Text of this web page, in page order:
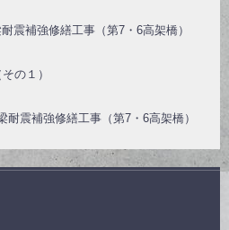
震補強修繕工事（第7・6高架橋）
の１）
耐震補強修繕工事（第7・6高架橋）